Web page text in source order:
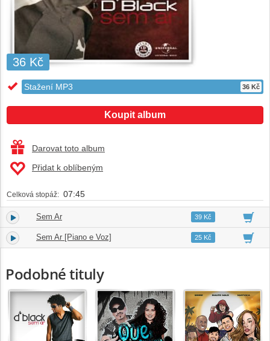
36 Kč
Stažení MP3 36 Kč
Koupit album
Darovat toto album
Přidat k oblíbeným
Celková stopáž: 07:45
1. Sem Ar 03:5239 Kč
2. Sem Ar [Piano e Voz] 03:5325 Kč
Podobné tituly